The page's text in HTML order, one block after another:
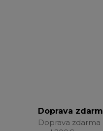
Doprava
Doprava